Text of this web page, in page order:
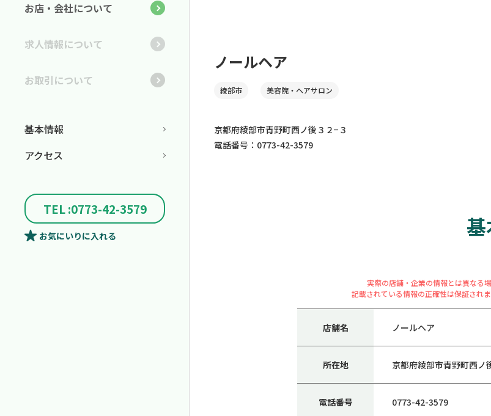
ノールヘア
綾部市 美容院・ヘアサロン
京都府綾部市青野町西ノ後３２−３
電話番号：0773-42-3579
実際の店舗・企業の情報とは異なる
記載されている情報の正確性は保証され
店舗名 ノールヘア
所在地 京都府綾部市青野町西ノ
電話番号 0773-42-3579
お店・会社について
求人情報について
お取引について
基本情報
アクセス
TEL :0773-42-3579
お気にいりに入れる